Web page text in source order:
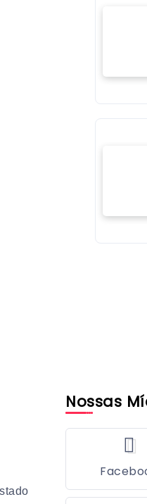
Nossas